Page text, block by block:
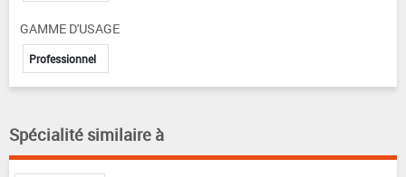
GAMME D'USAGE
Professionnel
Spécialité similaire à